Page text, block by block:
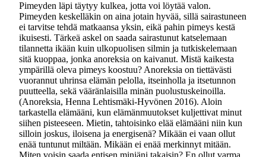
Pimeyden läpi täytyy kulkea, jotta voi löytää valon.
Pimeyden keskelläkin on aina jotain hyvää, sillä sairastuneen
ei tarvitse tehdä matkaansa yksin, eikä pahin pimeys kestä
ikuisesti. Tärkeä askel on saada sairastunut katselemaan
tilannetta ikään kuin ulkopuolisen silmin ja tutkiskelemaan
sitä kuoppaa, jonka anoreksia on kaivanut. Mistä kaikesta
ympärillä oleva pimeys koostuu? Anoreksia on tiettävästi
vuorannut uhrinsa elämän pelolla, itseinholla ja itsetunnon
puutteella, sekä vääränlaisilla minän puolustuskeinoilla.
(Anoreksia, Henna Lehtismäki-Hyvönen 2016). Aloin
tarkastella elämääni, kun elämänmuutokset kuljettivat minut
siihen pisteeseen. Mietin, tahtoisinko elää elämääni niin kun
silloin joskus, iloisena ja energisenä? Mikään ei vaan ollut
enää tuntunut miltään. Mikään ei enää merkinnyt mitään.
Miten voisin saada entisen miniäni takaisin? En ollut varma